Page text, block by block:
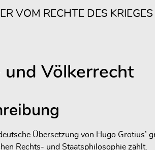
VOM RECHTE DES
und Völkerrecht
Übersetzung von Hugo Grotius’
Rechts- und Staatsphilosophie zählt.